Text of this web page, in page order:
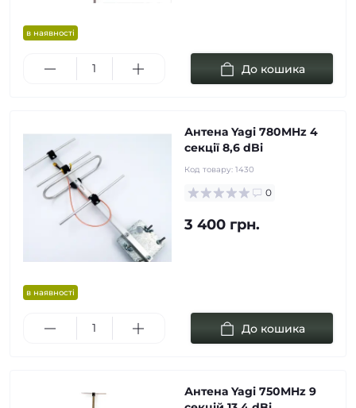
в наявності
До кошика
в наявності
Антена Yagi 780MHz 4
cекції 8,6 dBi
Код товару: 1430
0
3 400 грн.
До кошика
Антена Yagi 750MHz 9